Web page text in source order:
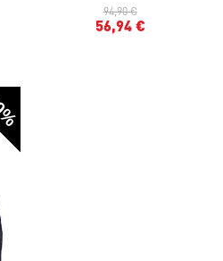
94,90 €
56,94 €